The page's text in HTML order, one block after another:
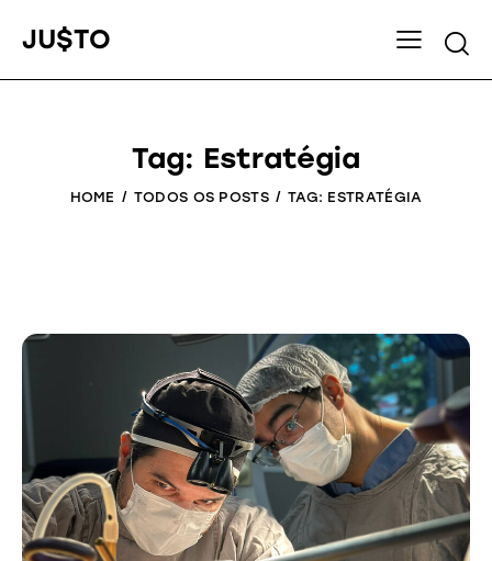
JU$TO
Tag: Estratégia
HOME TODOS OS POSTS TAG: ESTRATÉGIA